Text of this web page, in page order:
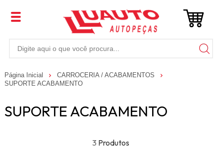
Página Inicial
CARROCERIA / ACABAMENTOS
SUPORTE ACABAMENTO
SUPORTE ACABAMENTO
3